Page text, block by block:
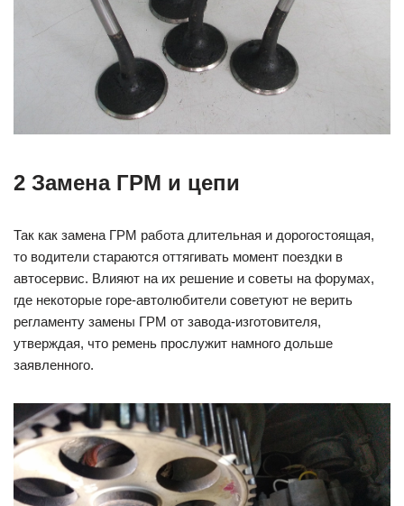
2 Замена ГРМ и цепи
Так как замена ГРМ работа длительная и дорогостоящая,
то водители стараются оттягивать момент поездки в
автосервис. Влияют на их решение и советы на форумах,
где некоторые горе-автолюбители советуют не верить
регламенту замены ГРМ от завода-изготовителя,
утверждая, что ремень прослужит намного дольше
заявленного.